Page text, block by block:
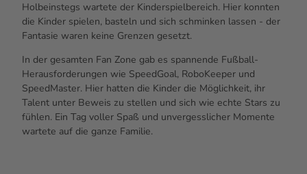
Holbeinstegs wartete der Kinderspielbereich. Hier konnten
die Kinder spielen, basteln und sich schminken lassen - der
Fantasie waren keine Grenzen gesetzt.
In der gesamten Fan Zone gab es spannende Fußball-
Herausforderungen wie SpeedGoal, RoboKeeper und
SpeedMaster. Hier hatten die Kinder die Möglichkeit, ihr
Talent unter Beweis zu stellen und sich wie echte Stars zu
fühlen. Ein Tag voller Spaß und unvergesslicher Momente
wartete auf die ganze Familie.